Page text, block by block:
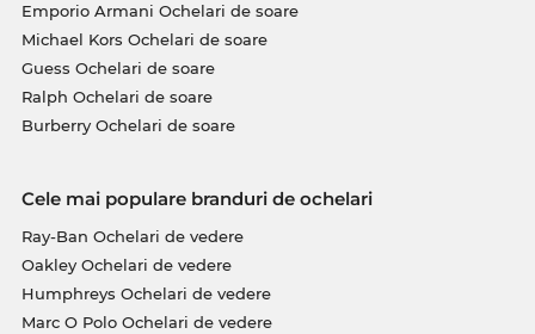
Emporio Armani Ochelari de soare
Michael Kors Ochelari de soare
Guess Ochelari de soare
Ralph Ochelari de soare
Burberry Ochelari de soare
Cele mai populare branduri de ochelari
Ray-Ban Ochelari de vedere
Oakley Ochelari de vedere
Humphreys Ochelari de vedere
Marc O Polo Ochelari de vedere